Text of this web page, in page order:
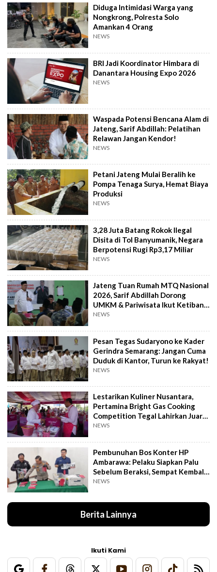
Diduga Intimidasi Warga yang
Nongkrong, Polresta Solo
Amankan 4 Orang
NEWS
BRI Jadi Koordinator Himbara di
Danantara Housing Expo 2026
NEWS
Waspada Potensi Bencana Alam di
Jateng, Sarif Abdillah: Pelatihan
Relawan Jangan Kendor!
NEWS
Petani Jateng Mulai Beralih ke
Pompa Tenaga Surya, Hemat Biaya
Produksi
NEWS
3,28 Juta Batang Rokok Ilegal
Disita di Tol Banyumanik, Negara
Berpotensi Rugi Rp3,17 Miliar
NEWS
Jateng Tuan Rumah MTQ Nasional
2026, Sarif Abdillah Dorong
UMKM & Pariwisata Ikut Ketiban
Berkah
NEWS
Pesan Tegas Sudaryono ke Kader
Gerindra Semarang: Jangan Cuma
Duduk di Kantor, Turun ke Rakyat!
NEWS
Lestarikan Kuliner Nusantara,
Pertamina Bright Gas Cooking
Competition Tegal Lahirkan Juara
Baru
NEWS
Pembunuhan Bos Konter HP
Ambarawa: Pelaku Siapkan Palu
Sebelum Beraksi, Sempat Kembali
Datangi TKP
NEWS
Berita Lainnya
Ikuti Kami